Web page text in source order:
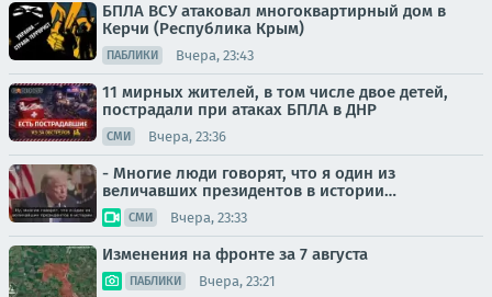
БПЛА ВСУ атаковал многоквартирный дом в
Керчи (Республика Крым)
ПАБЛИКИ Вчера, 23:43
11 мирных жителей, в том числе двое детей,
пострадали при атаках БПЛА в ДНР
СМИ Вчера, 23:36
- Многие люди говорят, что я один из
величавших президентов в истории…
СМИ Вчера, 23:33
Изменения на фронте за 7 августа
ПАБЛИКИ Вчера, 23:21